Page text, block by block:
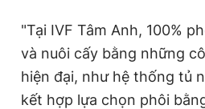
"Tại IVF Tâm Anh, 100%
và nuôi cấy bằng những
hiện đại, như hệ thống tủ
kết hợp lựa chọn phôi